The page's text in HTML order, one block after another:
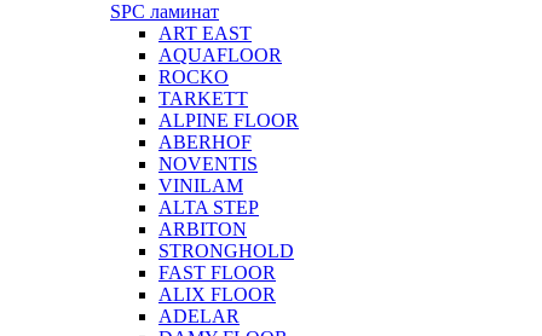
SPC ламинат
ART EAST
AQUAFLOOR
ROCKO
TARKETT
ALPINE FLOOR
ABERHOF
NOVENTIS
VINILAM
ALTA STEP
ARBITON
STRONGHOLD
FAST FLOOR
ALIX FLOOR
ADELAR